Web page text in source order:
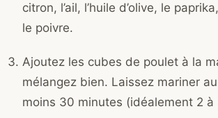
citron, l’ail, l’huile d’olive, le
le poivre.
Ajoutez les cubes de poulet à la
mélangez bien. Laissez mariner
moins 30 minutes (idéalement 2 à